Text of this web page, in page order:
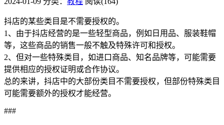
抖店的某些类目是不需要授权的。
1、由于抖店经营的是一些轻型商品，例如日用品、服装鞋帽
等，这些商品的销售一般不触及特殊许可和授权。
2、但对一些特殊类目，如进口商品、知名品牌等，可能需要
提供相应的授权证明或合作协议。
总的来讲，抖店中的大部份类目不需要授权，但部份特殊类目
可能需要额外的授权才能经营。
###